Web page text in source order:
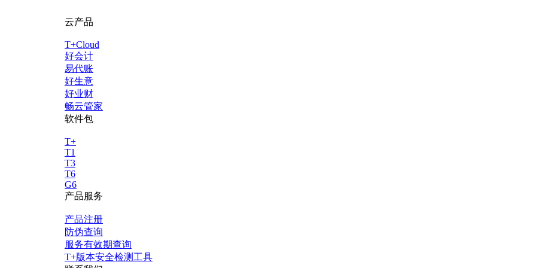
云产品
T+Cloud
好会计
易代账
好生意
好业财
畅云管家
软件包
T+
T1
T3
T6
G6
产品服务
产品注册
防伪查询
服务有效期查询
T+版本安全检测工具